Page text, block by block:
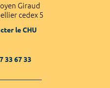
Giraud
cedex 5
le CHU
33 67 33